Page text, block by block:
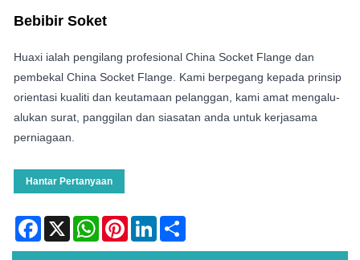
Bebibir Soket
Huaxi ialah pengilang profesional China Socket Flange dan
pembekal China Socket Flange. Kami berpegang kepada prinsip
orientasi kualiti dan keutamaan pelanggan, kami amat mengalu-
alukan surat, panggilan dan siasatan anda untuk kerjasama
perniagaan.
Hantar Pertanyaan
Facebook
X WhatsAppPinterestLinkedIn